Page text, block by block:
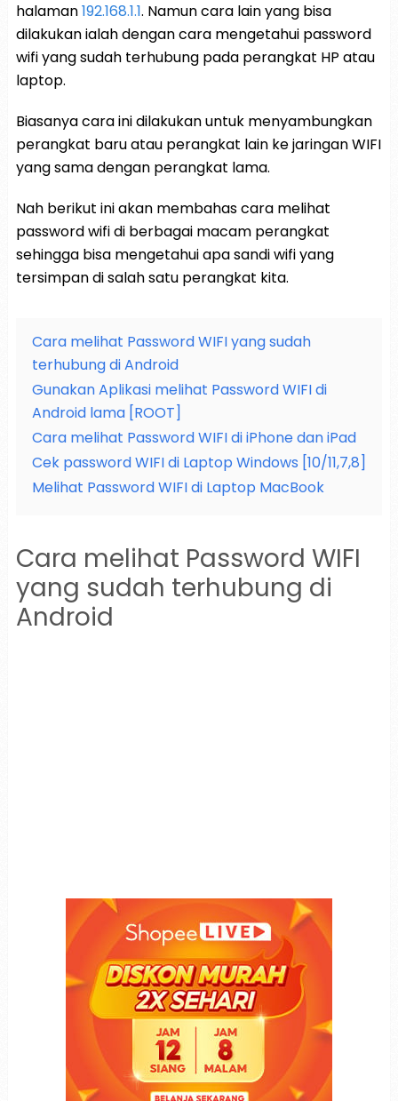
halaman192.168.1.1. Namun cara lain yang bisa
dilakukan ialah dengan cara mengetahui password
wifi yang sudah terhubung pada perangkat HP atau
laptop.
Biasanya cara ini dilakukan untuk menyambungkan
perangkat baru atau perangkat lain ke jaringan WIFI
yang sama dengan perangkat lama.
Nah berikut ini akan membahas cara melihat
password wifi di berbagai macam perangkat
sehingga bisa mengetahui apa sandi wifi yang
tersimpan di salah satu perangkat kita.
Cara melihat Password WIFI yang sudah
terhubung di Android
Gunakan Aplikasi melihat Password WIFI di
Android lama [ROOT]
Cara melihat Password WIFI di iPhone dan iPad
Cek password WIFI di Laptop Windows [10/11,7,8]
Melihat Password WIFI di Laptop MacBook
Cara melihat Password WIFI
yang sudah terhubung di
Android